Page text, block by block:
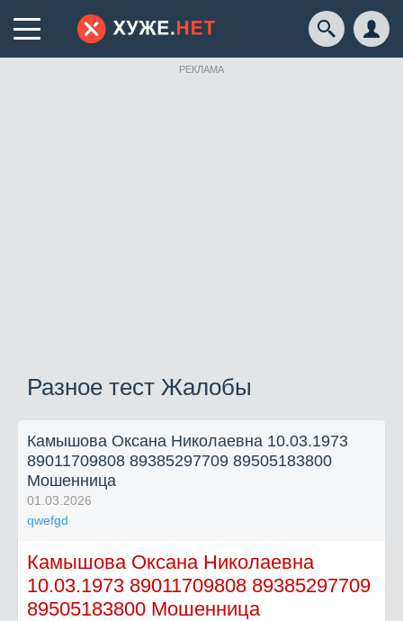
РЕКЛАМА
Разное тест Жалобы
Камышова Оксана Николаевна 10.03.1973
89011709808 89385297709 89505183800
Мошенница
01.03.2026
qwefgd
Камышова Оксана Николаевна
10.03.1973 89011709808 89385297709
89505183800 Мошенница